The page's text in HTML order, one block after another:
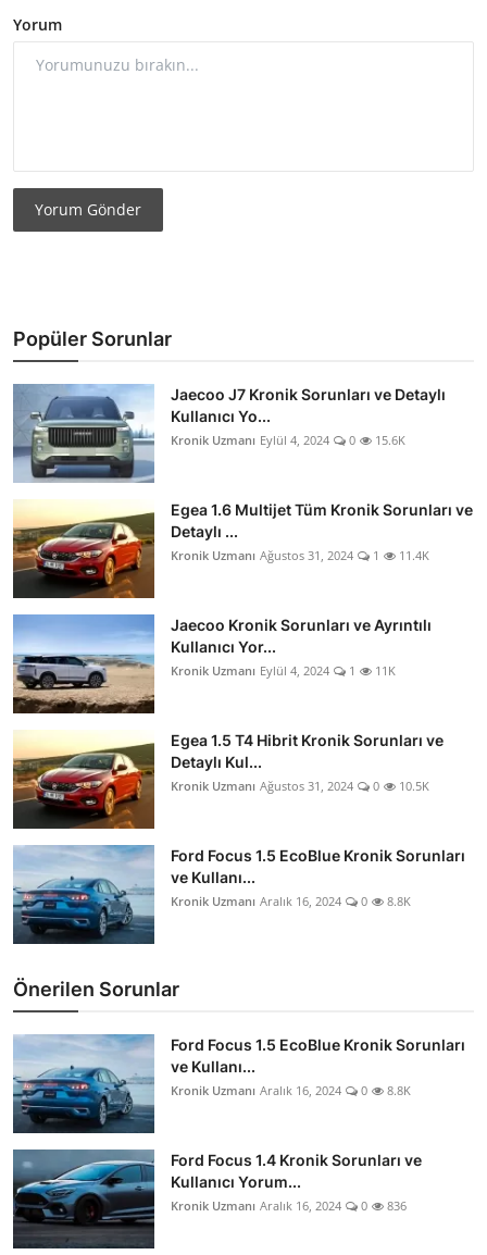
Yorum
Yorum Gönder
Popüler Sorunlar
Jaecoo J7 Kronik Sorunları ve Detaylı
Kullanıcı Yo...
Kronik Uzmanı Eylül 4, 2024 0 15.6K
Egea 1.6 Multijet Tüm Kronik Sorunları ve
Detaylı ...
Kronik Uzmanı Ağustos 31, 2024 1 11.4K
Jaecoo Kronik Sorunları ve Ayrıntılı
Kullanıcı Yor...
Kronik Uzmanı Eylül 4, 2024 1 11K
Egea 1.5 T4 Hibrit Kronik Sorunları ve
Detaylı Kul...
Kronik Uzmanı Ağustos 31, 2024 0 10.5K
Ford Focus 1.5 EcoBlue Kronik Sorunları
ve Kullanı...
Kronik Uzmanı Aralık 16, 2024 0 8.8K
Önerilen Sorunlar
Ford Focus 1.5 EcoBlue Kronik Sorunları
ve Kullanı...
Kronik Uzmanı Aralık 16, 2024 0 8.8K
Ford Focus 1.4 Kronik Sorunları ve
Kullanıcı Yorum...
Kronik Uzmanı Aralık 16, 2024 0 836